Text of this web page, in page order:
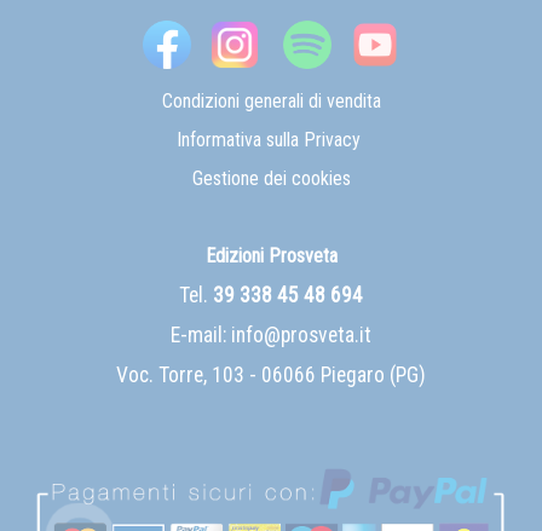
Condizioni generali di vendita
Informativa sulla Privacy
Gestione dei cookies
Edizioni Prosveta
Tel. 39 338 45 48 694
E-mail: info@prosveta.it
Voc. Torre, 103 - 06066 Piegaro (PG)